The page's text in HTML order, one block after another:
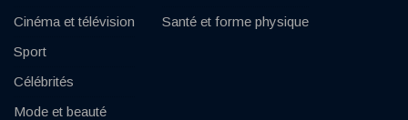
Cinéma et télévision
Sport
Célébrités
Mode et beauté
Santé et forme physique